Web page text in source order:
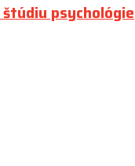
psychológie